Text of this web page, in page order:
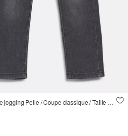
Pantalon de jogging Pelle / Coupe classique / Taille mi-haute / Jambe droite